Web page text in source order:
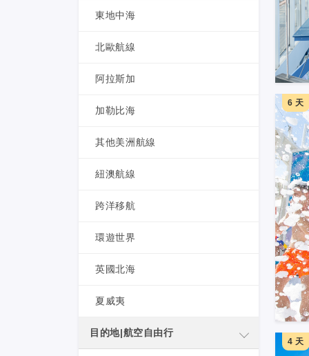
東地中海
北歐航線
阿拉斯加
加勒比海
其他美洲航線
紐澳航線
跨洋移航
環遊世界
英國北海
夏威夷
目的地|航空自由行
6 天
4 天